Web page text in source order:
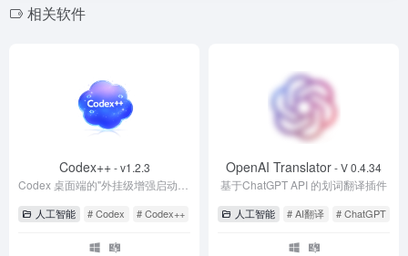
k
相关软件
Codex++- v1.2.3
人工智能 # Codex # Codex++ # CodexPlusPlus
OpenAI Translator- V 0.4.34
基于ChatGPT API 的划词翻译插件
人工智能 # AI翻译 # ChatGPT